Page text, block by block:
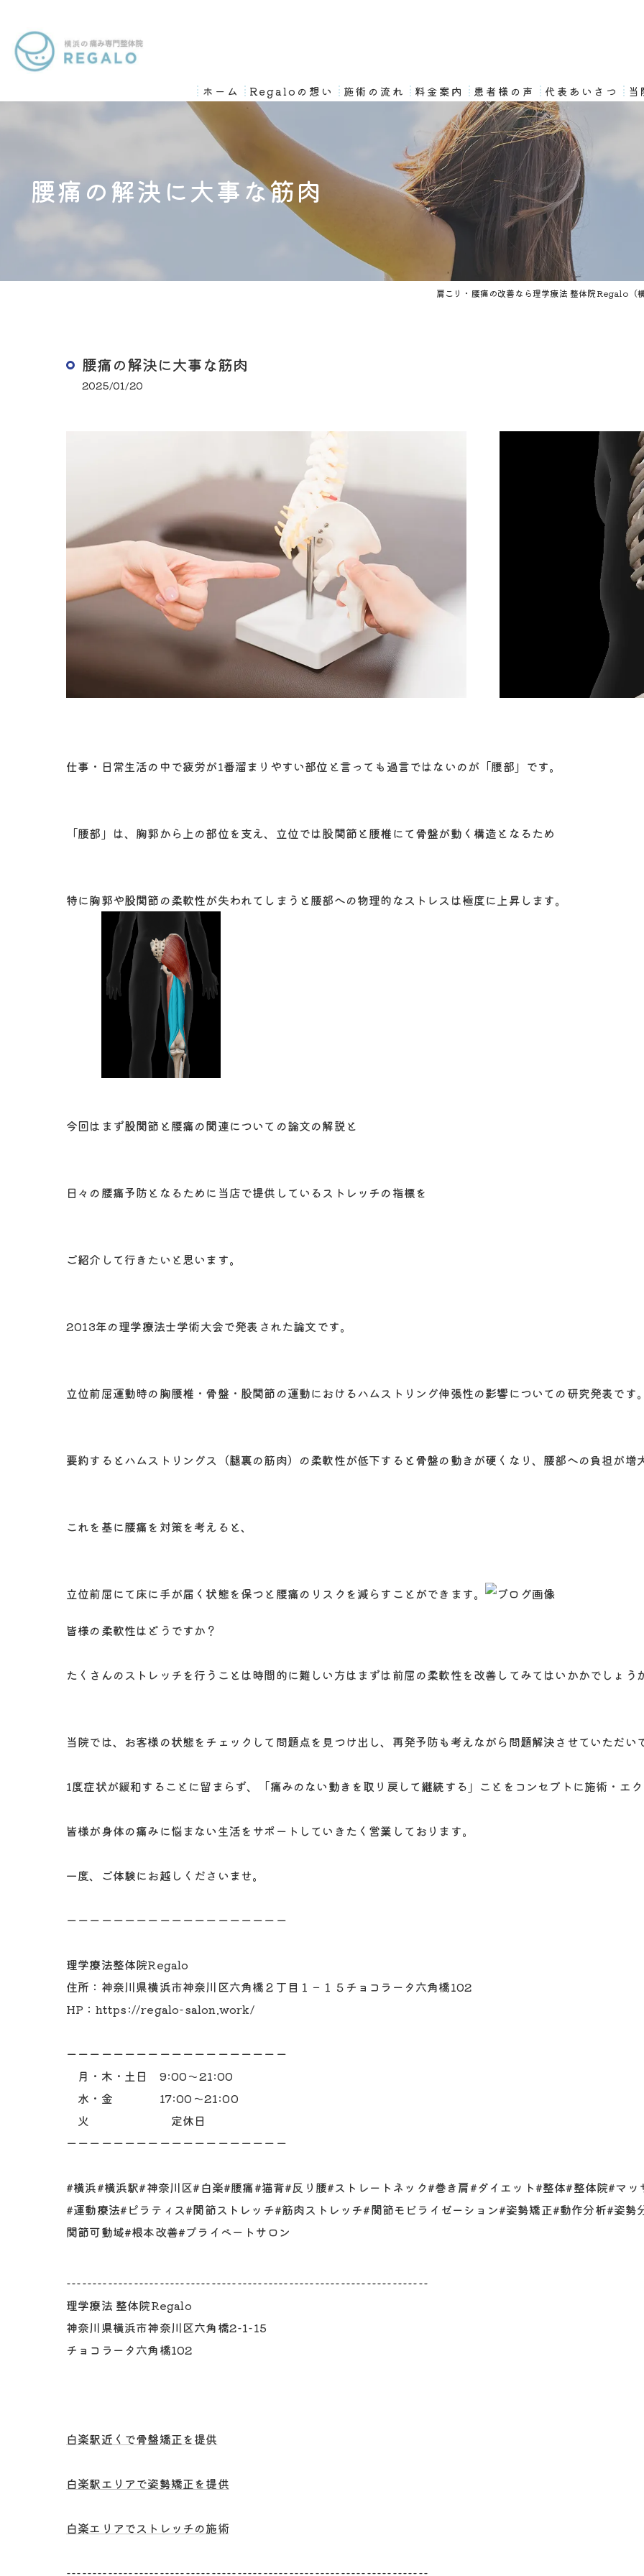
ホーム Regaloの想い 施術の流れ 料金案内 患者様の声 代表あいさつ 当
腰痛の解決に大事な筋肉
肩こり・腰痛の改善なら理学療法 整体院Regalo（
腰痛の解決に大事な筋肉
2025/01/20
仕事・日常生活の中で疲労が1番溜まりやすい部位と言っても過言ではないのが「腰部」です。
「腰部」は、胸郭から上の部位を支え、立位では股関節と腰椎にて骨盤が動く構造となるため
特に胸郭や股関節の柔軟性が失われてしまうと腰部への物理的なストレスは極度に上昇します。
今回はまず股関節と腰痛の関連についての論文の解説と
日々の腰痛予防となるために当店で提供しているストレッチの指標を
ご紹介して行きたいと思います。
2013年の理学療法士学術大会で発表された論文です。
立位前屈運動時の胸腰椎・骨盤・股関節の運動におけるハムストリング伸張性の影響についての研究発表です。
要約するとハムストリングス（腿裏の筋肉）の柔軟性が低下すると骨盤の動きが硬くなり、腰部への負担が増
これを基に腰痛を対策を考えると、
立位前屈にて床に手が届く状態を保つと腰痛のリスクを減らすことができます。
皆様の柔軟性はどうですか？
たくさんのストレッチを行うことは時間的に難しい方はまずは前屈の柔軟性を改善してみてはいかかでしょうか
当院では、お客様の状態をチェックして問題点を見つけ出し、再発予防も考えながら問題解決させていただい
1度症状が緩和することに留まらず、「痛みのない動きを取り戻して継続する」ことをコンセプトに施術・エク
皆様が身体の痛みに悩まない生活をサポートしていきたく営業しております。
一度、ご体験にお越しくださいませ。
ーーーーーーーーーーーーーーーーーーー
理学療法整体院Regalo
住所：神奈川県横浜市神奈川区六角橋２丁目１－１５チョコラータ六角橋102
HP：https://regalo-salon.work/
ーーーーーーーーーーーーーーーーーーー
月・木・土日 9:00～21:00
水・金 17:00～21:00
火 定休日
ーーーーーーーーーーーーーーーーーーー
#横浜#横浜駅#神奈川区#白楽#腰痛#猫背#反り腰#ストレートネック#巻き肩#ダイエット#整体#整体院#マ
#運動療法#ピラティス#関節ストレッチ#筋肉ストレッチ#関節モビライゼーション#姿勢矯正#動作分析#姿
関節可動域#根本改善#プライベートサロン
----------------------------------------------------------------------
理学療法 整体院Regalo
神奈川県横浜市神奈川区六角橋2-1-15
チョコラータ六角橋102
白楽駅近くで骨盤矯正を提供
白楽駅エリアで姿勢矯正を提供
白楽エリアでストレッチの施術